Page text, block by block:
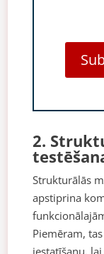
2.
Strukturālās
apstiprina
Piemēram,
iestatīšanu,